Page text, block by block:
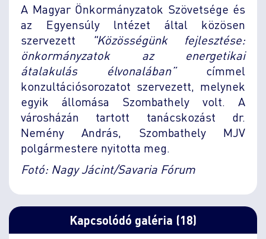
A Magyar Önkormányzatok Szövetsége és
az Egyensúly lntézet által közösen
szervezett
"Közösségünk fejlesztése:
önkormányzatok az energetikai
átalakulás élvonalában”címmel
konzultációsorozatot szervezett, melynek
egyik állomása Szombathely volt. A
városházán tartott tanácskozást dr.
Nemény András, Szombathely MJV
polgármestere nyitotta meg.
Fotó: Nagy Jácint/Savaria Fórum
Kapcsolódó galéria (18)